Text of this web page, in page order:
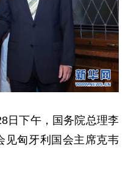
下午，国务院总理李
见匈牙利国会主席克韦